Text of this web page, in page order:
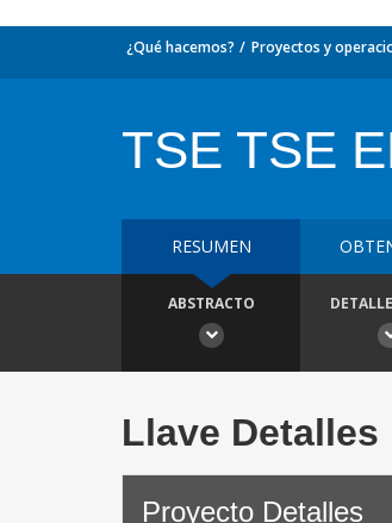
¿Qué hacemos? Proyectos y
TSE TSE
RESUMEN
ABSTRACTO
Llave Detalles
Proyecto Detalles